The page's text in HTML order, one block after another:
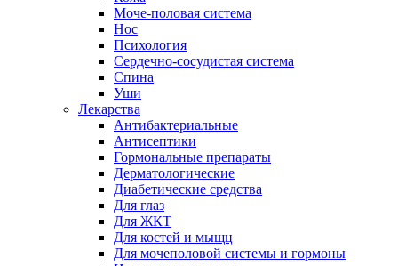
Моче-половая система
Нос
Психология
Сердечно-сосудистая система
Спина
Уши
Лекарства
Антибактериальные
Антисептики
Гормональные препараты
Дерматологические
Диабетические средства
Для глаз
Для ЖКТ
Для костей и мыщц
Для мочеполовой системы и гормоны